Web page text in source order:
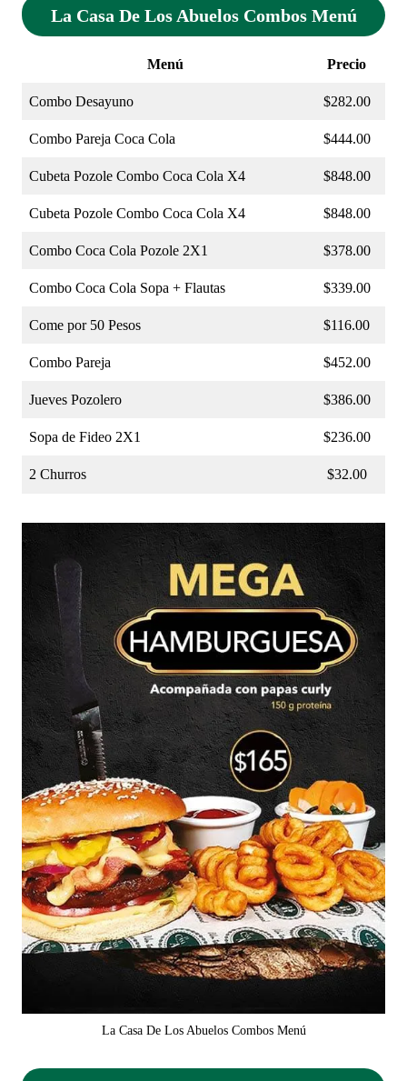
La Casa De Los Abuelos Combos Menú
Menú Precio
Combo Desayuno $282.00
Combo Pareja Coca Cola $444.00
Cubeta Pozole Combo Coca Cola X4 $848.00
Cubeta Pozole Combo Coca Cola X4 $848.00
Combo Coca Cola Pozole 2X1 $378.00
Combo Coca Cola Sopa + Flautas $339.00
Come por 50 Pesos $116.00
Combo Pareja $452.00
Jueves Pozolero $386.00
Sopa de Fideo 2X1 $236.00
2 Churros $32.00
La Casa De Los Abuelos Combos Menú